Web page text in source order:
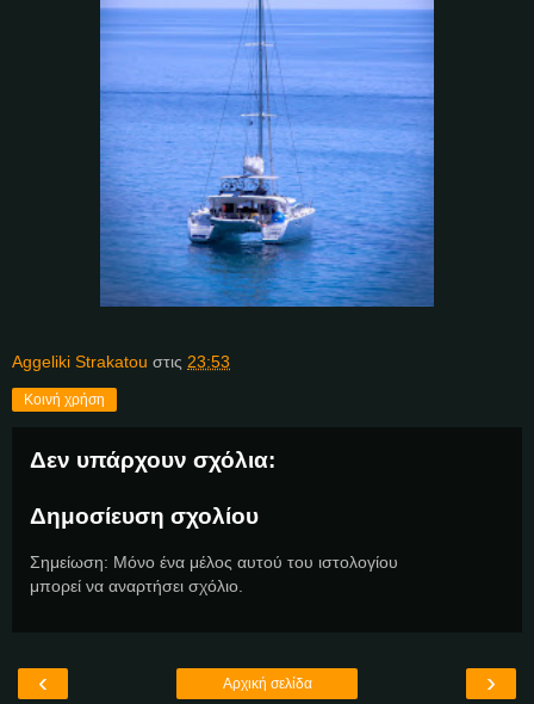
Aggeliki Strakatou στις 23:53
Κοινή χρήση
Δεν υπάρχουν σχόλια:
Δημοσίευση σχολίου
Σημείωση: Μόνο ένα μέλος αυτού του ιστολογίου
μπορεί να αναρτήσει σχόλιο.
‹ ›
Αρχική σελίδα